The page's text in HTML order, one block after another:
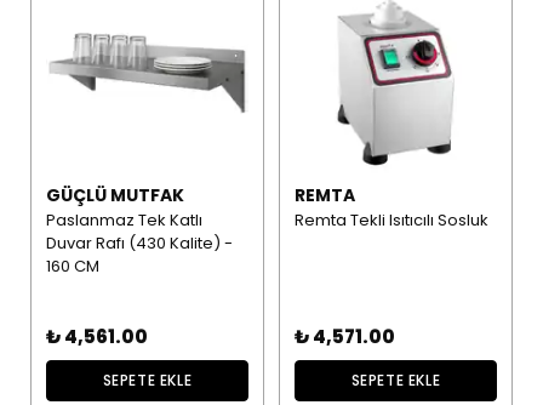
GÜÇLÜ MUTFAK
Paslanmaz Tek Katlı
Duvar Rafı (430 Kalite) -
160 CM
₺ 4,561.00
SEPETE EKLE
REMTA
Remta Tekli Isıtıcılı Sosluk
₺ 4,571.00
SEPETE EKLE